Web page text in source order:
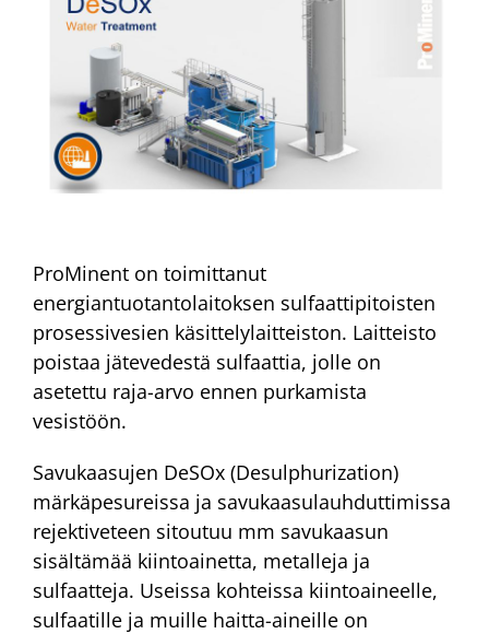
ProMinent on toimittanut
energiantuotantolaitoksen sulfaattipitoisten
prosessivesien käsittelylaitteiston. Laitteisto
poistaa jätevedestä sulfaattia, jolle on
asetettu raja-arvo ennen purkamista
vesistöön.
Savukaasujen DeSOx (Desulphurization)
märkäpesureissa ja savukaasulauhduttimissa
rejektiveteen sitoutuu mm savukaasun
sisältämää kiintoainetta, metalleja ja
sulfaatteja. Useissa kohteissa kiintoaineelle,
sulfaatille ja muille haitta-aineille on